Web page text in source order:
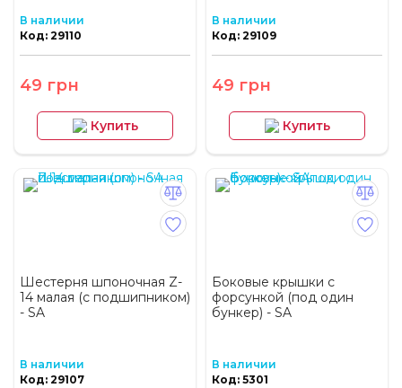
В наличии
Код: 29110
49 грн
Купить
В наличии
Код: 29109
49 грн
Купить
Шестерня шпоночная Z-
14 малая (с подшипником)
- SA
В наличии
Код: 29107
Боковые крышки с
форсункой (под один
бункер) - SA
В наличии
Код: 5301